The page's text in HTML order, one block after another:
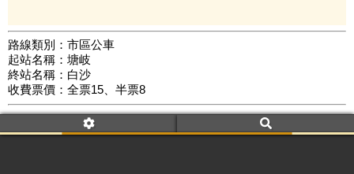
路線類別：市區公車
起站名稱：塘岐
終站名稱：白沙
收費票價：全票15、半票8
附屬名稱：海線(塘岐發)往白沙(支線: 后澳)
去返程：返程
公車數量: 累計928、上線427